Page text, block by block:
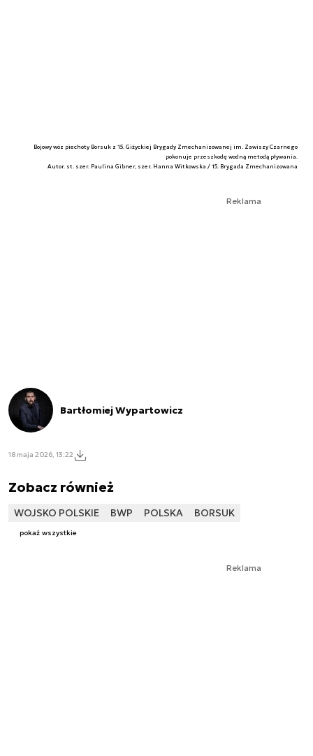
Bojowy wóz piechoty Borsuk z 15. Giżyckiej Brygady Zmechanizowanej im. Zawiszy Czarnego
pokonuje przeszkodę wodną metodą pływania.
Autor. st. szer. Paulina Gibner, szer. Hanna Witkowska / 15. Brygada Zmechanizowana
Reklama
Bartłomiej Wypartowicz
18 maja 2026, 13:22
Zobacz również
WOJSKO POLSKIE BWP POLSKA BORSUK
pokaż wszystkie
Reklama